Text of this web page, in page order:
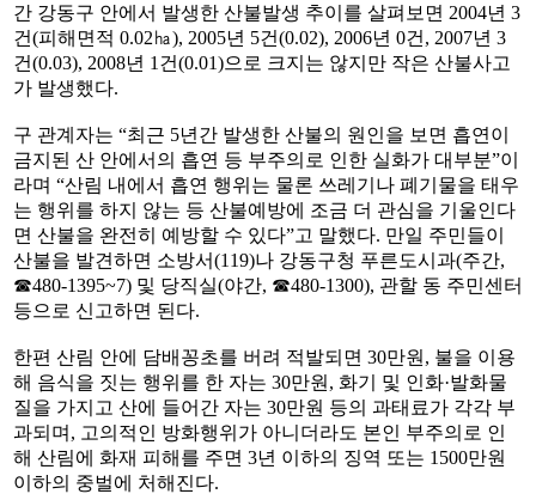
간 강동구 안에서 발생한 산불발생 추이를 살펴보면 2004년 3
건(피해면적 0.02㏊), 2005년 5건(0.02), 2006년 0건, 2007년 3
건(0.03), 2008년 1건(0.01)으로 크지는 않지만 작은 산불사고
가 발생했다.
구 관계자는 “최근 5년간 발생한 산불의 원인을 보면 흡연이
금지된 산 안에서의 흡연 등 부주의로 인한 실화가 대부분”이
라며 “산림 내에서 흡연 행위는 물론 쓰레기나 폐기물을 태우
는 행위를 하지 않는 등 산불예방에 조금 더 관심을 기울인다
면 산불을 완전히 예방할 수 있다”고 말했다. 만일 주민들이
산불을 발견하면 소방서(119)나 강동구청 푸른도시과(주간,
☎480-1395~7) 및 당직실(야간, ☎480-1300), 관할 동 주민센터
등으로 신고하면 된다.
한편 산림 안에 담배꽁초를 버려 적발되면 30만원, 불을 이용
해 음식을 짓는 행위를 한 자는 30만원, 화기 및 인화·발화물
질을 가지고 산에 들어간 자는 30만원 등의 과태료가 각각 부
과되며, 고의적인 방화행위가 아니더라도 본인 부주의로 인
해 산림에 화재 피해를 주면 3년 이하의 징역 또는 1500만원
이하의 중벌에 처해진다.